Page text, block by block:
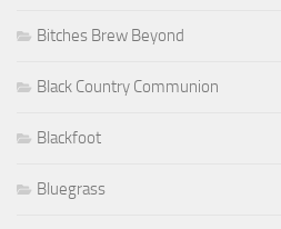
Bitches Brew Beyond
Black Country Communion
Blackfoot
Bluegrass